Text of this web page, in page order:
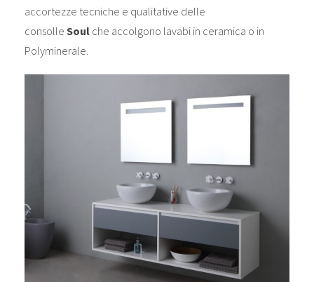
accortezze tecniche e qualitative delle
consolle Soulche accolgono lavabi in ceramica o in
Polyminerale.